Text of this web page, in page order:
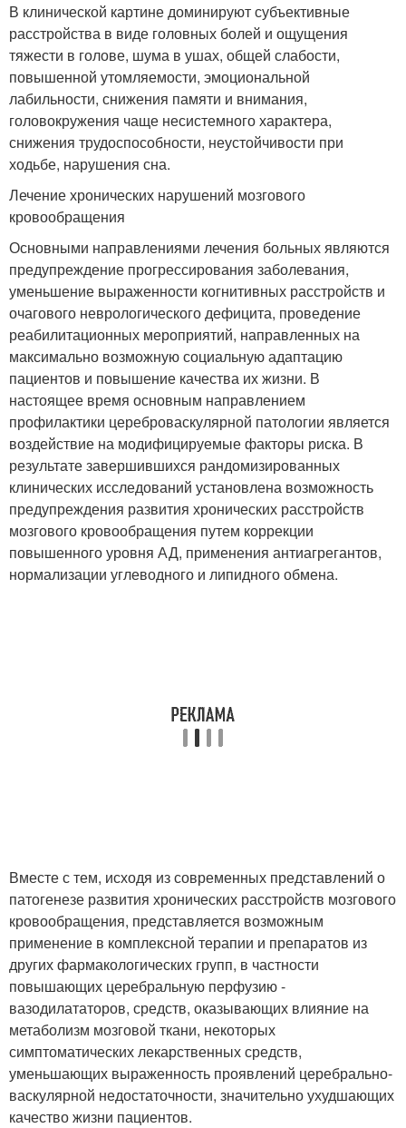
В клинической картине доминируют субъективные
расстройства в виде головных болей и ощущения
тяжести в голове, шума в ушах, общей слабости,
повышенной утомляемости, эмоциональной
лабильности, снижения памяти и внимания,
головокружения чаще несистемного характера,
снижения трудоспособности, неустойчивости при
ходьбе, нарушения сна.
Лечение хронических нарушений мозгового
кровообращения
Основными направлениями лечения больных являются
предупреждение прогрессирования заболевания,
уменьшение выраженности когнитивных расстройств и
очагового неврологического дефицита, проведение
реабилитационных мероприятий, направленных на
максимально возможную социальную адаптацию
пациентов и повышение качества их жизни. В
настоящее время основным направлением
профилактики цереброваскулярной патологии является
воздействие на модифицируемые факторы риска. В
результате завершившихся рандомизированных
клинических исследований установлена возможность
предупреждения развития хронических расстройств
мозгового кровообращения путем коррекции
повышенного уровня АД, применения антиагрегантов,
нормализации углеводного и липидного обмена.
Вместе с тем, исходя из современных представлений о
патогенезе развития хронических расстройств мозгового
кровообращения, представляется возможным
применение в комплексной терапии и препаратов из
других фармакологических групп, в частности
повышающих церебральную перфузию -
вазодилататоров, средств, оказывающих влияние на
метаболизм мозговой ткани, некоторых
симптоматических лекарственных средств,
уменьшающих выраженность проявлений церебрально-
васкулярной недостаточности, значительно ухудшающих
качество жизни пациентов.